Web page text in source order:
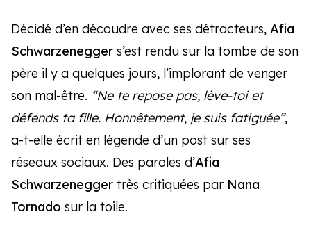
Décidé d’en découdre avec ses détracteurs, Afia
Schwarzenegger s’est rendu sur la tombe de son
père il y a quelques jours, l’implorant de venger
son mal-être. “Ne te repose pas, lève-toi et
défends ta fille. Honnêtement, je suis fatiguée”,
a-t-elle écrit en légende d’un post sur ses
réseaux sociaux. Des paroles d’Afia
Schwarzenegger très critiquées par Nana
Tornado sur la toile.